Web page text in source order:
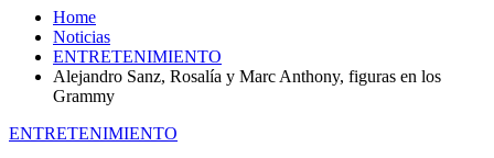
Home
Noticias
ENTRETENIMIENTO
Alejandro Sanz, Rosalía y Marc Anthony, figuras en los
Grammy
ENTRETENIMIENTO